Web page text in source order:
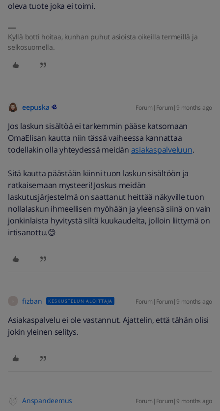
oleva tuote joka ei toimi.
Kyllä botti hoitaa, kunhan puhut asioista oikeilla termeillä ja
selkosuomella.
eepuska Forum|Forum|9 months ago
Jos laskun sisältöä ei tarkemmin pääse katsomaan
OmaElisan kautta niin tässä vaiheessa kannattaa
todellakin olla yhteydessä meidän asiakaspalveluun.
Sitä kautta päästään kiinni tuon laskun sisältöön ja
ratkaisemaan mysteeri! Joskus meidän
laskutusjärjestelmä on saattanut heittää näkyville tuon
nollalaskun ihmeellisen myöhään ja yleensä siinä on vain
jonkinlaista hyvitystä siltä kuukaudelta, jolloin liittymä on
irtisanottu.😊
fizban KESKUSTELUN ALOITTAJA Forum|Forum|9 months ago
Asiakaspalvelu ei ole vastannut. Ajattelin, että tähän olisi
jokin yleinen selitys.
Anspandeemus Forum|Forum|9 months ago